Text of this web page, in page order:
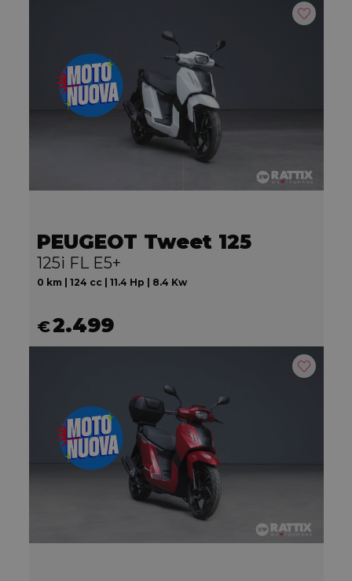
PEUGEOT Tweet 125
125i FL E5+
0 km | 124 cc | 11.4 Hp | 8.4 Kw
€2.499